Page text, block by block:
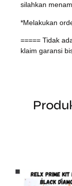
silahkan
*Melakukan
===== Tidak
klaim garansi